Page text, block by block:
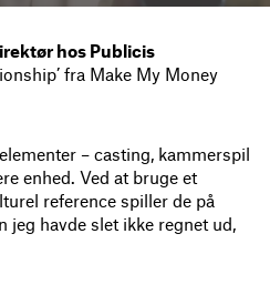
hos Publicis
fra Make My Money
– casting, kammerspil
enhed. Ved at bruge et
reference spiller de på
jeg havde slet ikke regnet ud,